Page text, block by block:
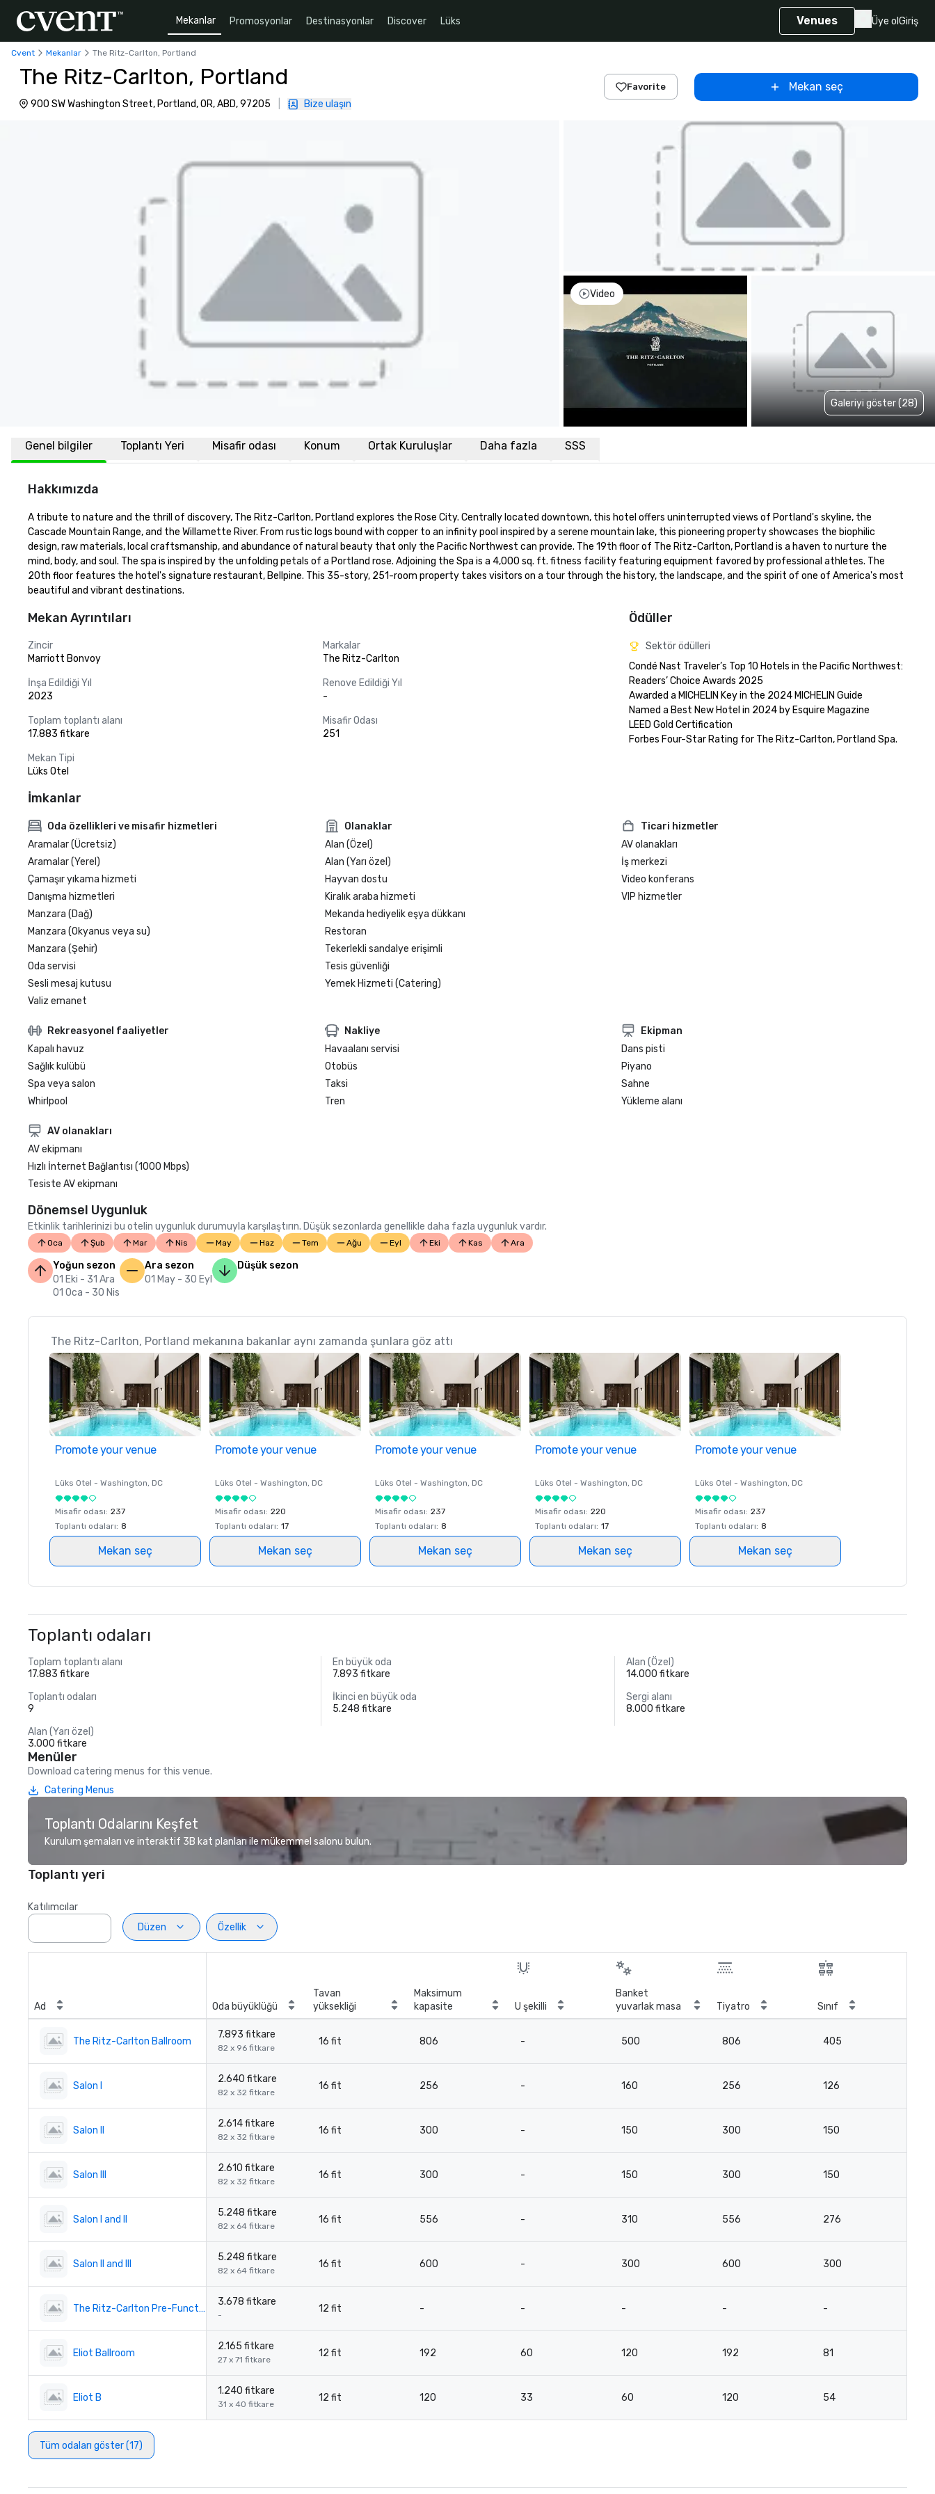
Mekanlar Promosyonlar Destinasyonlar Discover Lüks Venues Üye ol Giriş
Cvent Mekanlar The Ritz-Carlton, Portland
The Ritz-Carlton, Portland
900 SW Washington Street, Portland, OR, ABD, 97205 Bize ulaşın
Favorite Mekan seç
Video
Galeriyi göster (28)
Genel bilgiler Toplantı Yeri Misafir odası Konum Ortak Kuruluşlar Daha fazla SSS
Hakkımızda
A tribute to nature and the thrill of discovery, The Ritz-Carlton, Portland explores the Rose City. Centrally located downtown, this hotel offers uninterrupted views of Portland's skyline, the
Cascade Mountain Range, and the Willamette River. From rustic logs bound with copper to an infinity pool inspired by a serene mountain lake, this pioneering property showcases the biophilic
design, raw materials, local craftsmanship, and abundance of natural beauty that only the Pacific Northwest can provide. The 19th floor of The Ritz-Carlton, Portland is a haven to nurture the
mind, body, and soul. The spa is inspired by the unfolding petals of a Portland rose. Adjoining the Spa is a 4,000 sq. ft. fitness facility featuring equipment favored by professional athletes. The
20th floor features the hotel's signature restaurant, Bellpine. This 35-story, 251-room property takes visitors on a tour through the history, the landscape, and the spirit of one of America's most
beautiful and vibrant destinations.
Mekan Ayrıntıları
Zincir
Marriott Bonvoy
Markalar
The Ritz-Carlton
İnşa Edildiği Yıl
2023
Renove Edildiği Yıl
-
Toplam toplantı alanı
17.883 fitkare
Misafir Odası
251
Mekan Tipi
Lüks Otel
Ödüller
Sektör ödülleri
Condé Nast Traveler’s Top 10 Hotels in the Pacific Northwest:
Readers’ Choice Awards 2025
Awarded a MICHELIN Key in the 2024 MICHELIN Guide
Named a Best New Hotel in 2024 by Esquire Magazine
LEED Gold Certification
İmkanlar
Oda özellikleri ve misafir hizmetleri
Aramalar (Ücretsiz)
Aramalar (Yerel)
Çamaşır yıkama hizmeti
Danışma hizmetleri
Manzara (Dağ)
Manzara (Okyanus veya su)
Manzara (Şehir)
Oda servisi
Sesli mesaj kutusu
Valiz emanet
Olanaklar
Alan (Özel)
Alan (Yarı özel)
Hayvan dostu
Kiralık araba hizmeti
Mekanda hediyelik eşya dükkanı
Restoran
Tekerlekli sandalye erişimli
Tesis güvenliği
Yemek Hizmeti (Catering)
Ticari hizmetler
AV olanakları
İş merkezi
Video konferans
VIP hizmetler
Rekreasyonel faaliyetler
Kapalı havuz
Sağlık kulübü
Spa veya salon
Whirlpool
Nakliye
Havaalanı servisi
Otobüs
Taksi
Tren
Ekipman
Dans pisti
Piyano
Sahne
Yükleme alanı
AV olanakları
AV ekipmanı
Hızlı İnternet Bağlantısı (1000 Mbps)
Tesiste AV ekipmanı
Dönemsel Uygunluk
Etkinlik tarihlerinizi bu otelin uygunluk durumuyla karşılaştırın. Düşük sezonlarda genellikle daha fazla uygunluk vardır.
Oca Şub Mar Nis May Haz Tem Ağu Eyl Eki Kas Ara
Yoğun sezon
01 Eki - 31 Ara
01 Oca - 30 Nis
Ara sezon
01 May - 30 Eyl
Düşük sezon
The Ritz-Carlton, Portland mekanına bakanlar aynı zamanda şunlara göz attı
Promote your venue
Lüks Otel - Washington, DC
Misafir odası: 237
Toplantı odaları: 8
Mekan seç
Promote your venue
Lüks Otel - Washington, DC
Misafir odası: 220
Toplantı odaları: 17
Mekan seç
Promote your venue
Lüks Otel - Washington, DC
Misafir odası: 237
Toplantı odaları: 8
Mekan seç
Promote your venue
Lüks Otel - Washington, DC
Misafir odası: 220
Toplantı odaları: 17
Mekan seç
Promote your venue
Lüks Otel - Washington, DC
Misafir odası: 237
Toplantı odaları: 8
Mekan seç
Toplantı odaları
Toplam toplantı alanı
17.883 fitkare
En büyük oda
7.893 fitkare
Alan (Özel)
14.000 fitkare
Toplantı odaları
9
İkinci en büyük oda
5.248 fitkare
Sergi alanı
8.000 fitkare
Alan (Yarı özel)
3.000 fitkare
Menüler
Download catering menus for this venue.
Catering Menus
Toplantı Odalarını Keşfet
Kurulum şemaları ve interaktif 3B kat planları ile mükemmel salonu bulun.
Toplantı yeri
Katılımcılar
Düzen
Özellik
Ad Oda büyüklüğü
Tavan
yüksekliği
Maksimum
kapasite
U şekilli
Banket
yuvarlak masa
Tiyatro Sınıf
The Ritz-Carlton Ballroom
7.893 fitkare
82 x 96 fitkare
16 fit 806 - 500 806 405
Salon I
2.640 fitkare
82 x 32 fitkare
16 fit 256 - 160 256 126
Salon II
2.614 fitkare
82 x 32 fitkare
16 fit 300 - 150 300 150
Salon III
2.610 fitkare
82 x 32 fitkare
16 fit 300 - 150 300 150
Salon I and II
5.248 fitkare
82 x 64 fitkare
16 fit 556 - 310 556 276
Salon II and III
5.248 fitkare
82 x 64 fitkare
16 fit 600 - 300 600 300
The Ritz-Carlton Pre-Function
3.678 fitkare
-
12 fit - - - - -
Eliot Ballroom
2.165 fitkare
27 x 71 fitkare
12 fit 192 60 120 192 81
Eliot B
1.240 fitkare
31 x 40 fitkare
12 fit 120 33 60 120 54
Tüm odaları göster (17)